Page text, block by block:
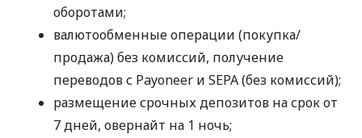
оборотами;
валютообменные операции (покупка/
продажа) без комиссий, получение
переводов с Payoneer и SEPA (без комиссий);
размещение срочных депозитов на срок от
7 дней, овернайт на 1 ночь;